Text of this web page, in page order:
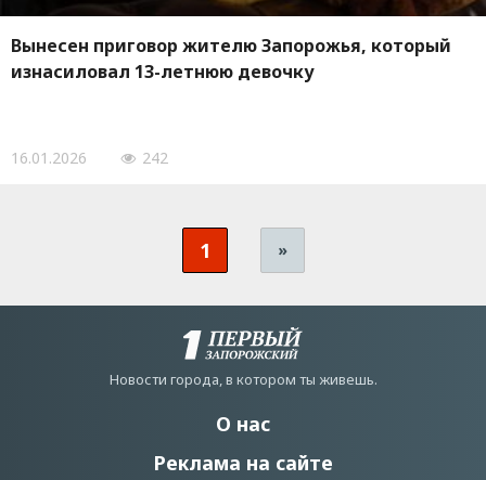
Вынесен приговор жителю Запорожья, который
изнасиловал 13-летнюю девочку
16.01.2026 242
1 »
Новости города, в котором ты живешь.
О нас
Реклама на сайте